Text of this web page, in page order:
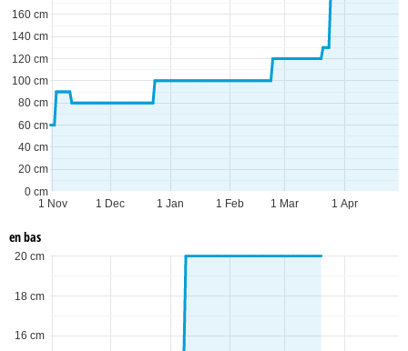
1 Nov 1 Dec 1 Jan 1 Feb 1 Mar 1 Apr
0 cm
20 cm
40 cm
60 cm
80 cm
100 cm
120 cm
140 cm
160 cm
en bas
16 cm
18 cm
20 cm